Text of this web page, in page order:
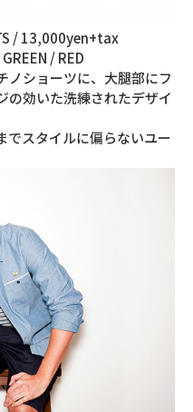
/ 13,000yen+tax
/ RED
ノショーツに、大腿部にフ
の効いた洗練されたデザイ
でスタイルに偏らないユー